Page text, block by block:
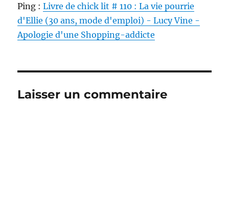
Ping :Livre de chick lit # 110 : La vie pourrie
d'Ellie (30 ans, mode d'emploi) - Lucy Vine -
Apologie d'une Shopping-addicte
Laisser un commentaire